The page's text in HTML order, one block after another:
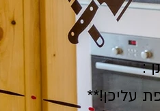
:
עליכן!**